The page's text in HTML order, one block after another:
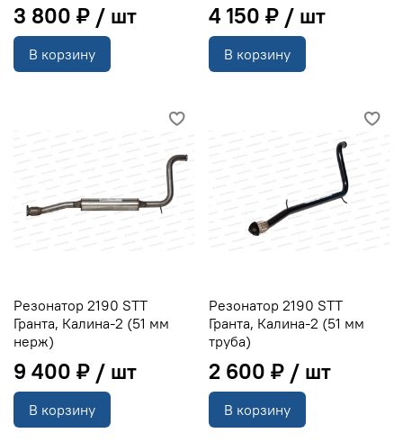
3 800 ₽
В корзину
4 150 ₽
В корзину
Резонатор 2190 STT
Гранта, Калина-2 (51 мм
нерж)
9 400 ₽
В корзину
Резонатор 2190 STT
Гранта, Калина-2 (51 мм
труба)
2 600 ₽
В корзину